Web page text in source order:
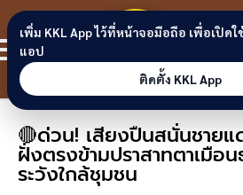
Skip to content
ขอ
ลิ
🔴ด่วน! เสียงปืนสนั่นชาย
ฝั่งตรงข้ามปราสาทตาเมือน
ระวังใกล้ชุมชน
เพิ่ม KKL App ไว้ที่หน้าจอมือถือ เพื่อเปิดใ
แอป
ติดตั้ง KKL App